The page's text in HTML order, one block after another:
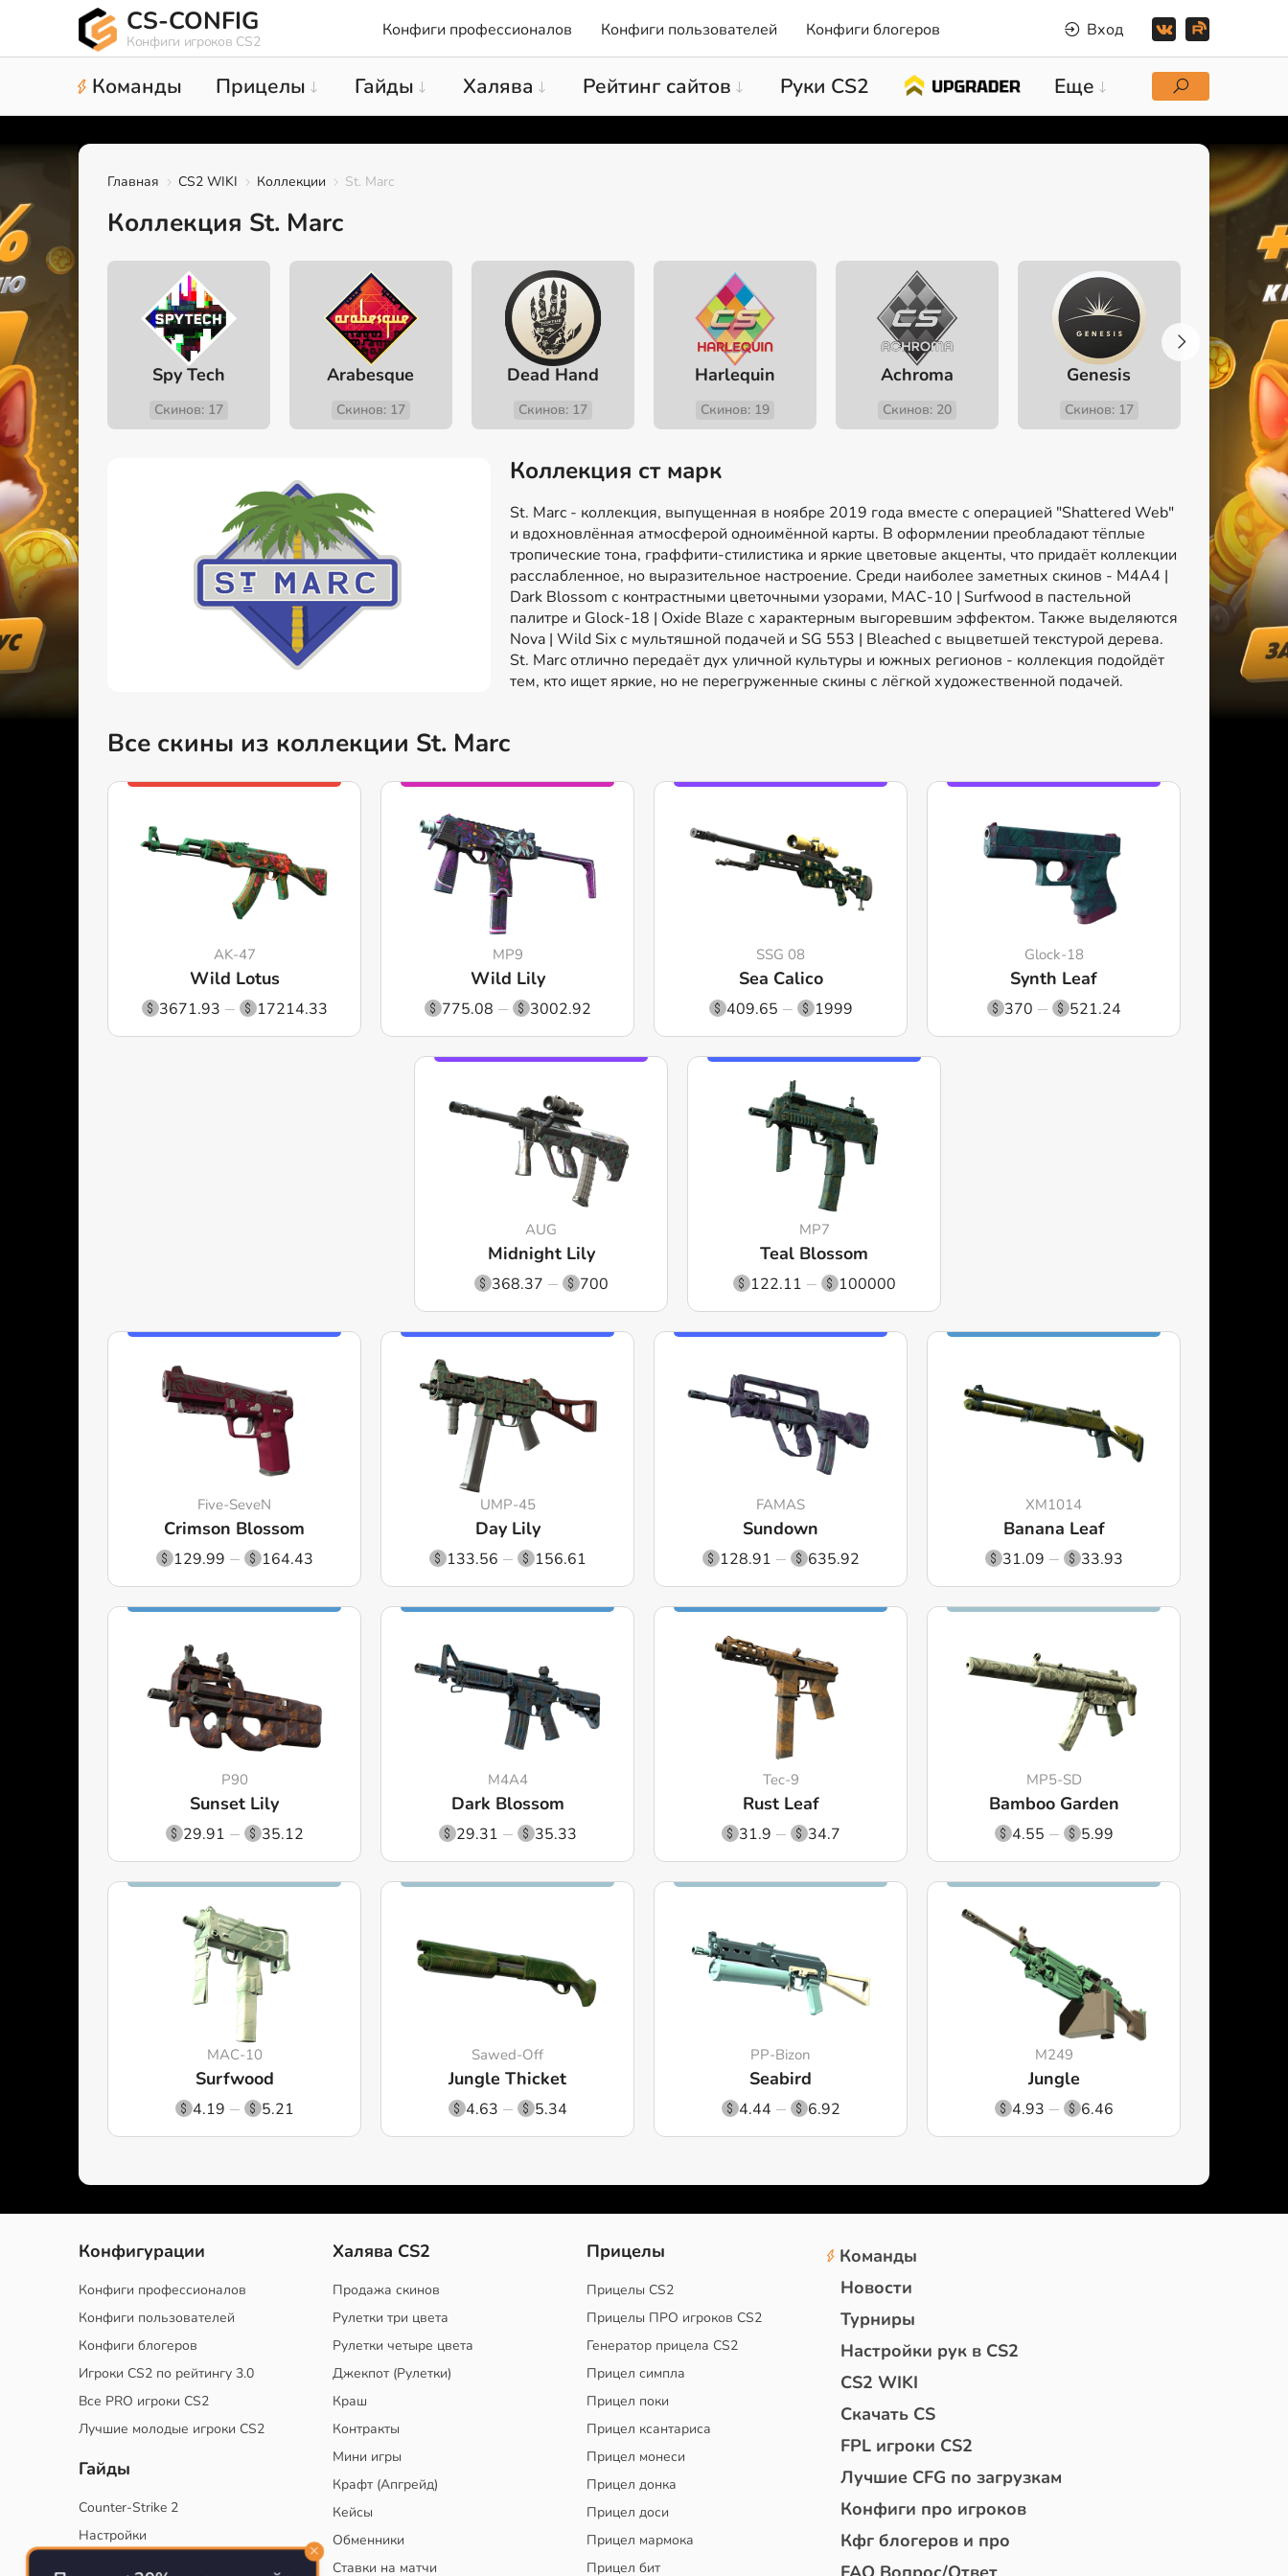
CS-CONFIG
Конфиги игроков CS2
Конфиги профессионалов Конфиги пользователей Конфиги блогеров Вход
Команды Прицелы Гайды Халява Рейтинг сайтов Руки CS2 Еще
Главная CS2 WIKI Коллекции St. Marc
Коллекция St. Marc
Spy Tech
Скинов: 17
Arabesque
Скинов: 17
Dead Hand
Скинов: 17
Harlequin
Скинов: 19
Achroma
Скинов: 20
Genesis
Скинов: 17
Коллекция ст марк
St. Marc - коллекция, выпущенная в ноябре 2019 года вместе с операцией "Shattered Web"
и вдохновлённая атмосферой одноимённой карты. В оформлении преобладают тёплые
тропические тона, граффити-стилистика и яркие цветовые акценты, что придаёт коллекции
расслабленное, но выразительное настроение. Среди наиболее заметных скинов - M4A4 |
Dark Blossom с контрастными цветочными узорами, MAC-10 | Surfwood в пастельной
палитре и Glock-18 | Oxide Blaze с характерным выгоревшим эффектом. Также выделяются
Nova | Wild Six с мультяшной подачей и SG 553 | Bleached с выцветшей текстурой дерева.
St. Marc отлично передаёт дух уличной культуры и южных регионов - коллекция подойдёт
тем, кто ищет яркие, но не перегруженные скины с лёгкой художественной подачей.
Все скины из коллекции St. Marc
AK-47
Wild Lotus
3671.93 17214.33
MP9
Wild Lily
775.08 3002.92
SSG 08
Sea Calico
409.65 1999
Glock-18
Synth Leaf
370 521.24
AUG
Midnight Lily
368.37 700
MP7
Teal Blossom
122.11 100000
Five-SeveN
Crimson Blossom
129.99 164.43
UMP-45
Day Lily
133.56 156.61
FAMAS
Sundown
128.91 635.92
XM1014
Banana Leaf
31.09 33.93
P90
Sunset Lily
29.91 35.12
M4A4
Dark Blossom
29.31 35.33
Tec-9
Rust Leaf
31.9 34.7
MP5-SD
Bamboo Garden
4.55 5.99
MAC-10
Surfwood
4.19 5.21
Sawed-Off
Jungle Thicket
4.63 5.34
PP-Bizon
Seabird
4.44 6.92
M249
Jungle
4.93 6.46
Конфигурации
Конфиги профессионалов
Конфиги пользователей
Конфиги блогеров
Игроки CS2 по рейтингу 3.0
Все PRO игроки CS2
Лучшие молодые игроки CS2
Гайды
Counter-Strike 2
Настройки
Халява CS2
Продажа скинов
Рулетки три цвета
Рулетки четыре цвета
Джекпот (Рулетки)
Краш
Контракты
Мини игры
Крафт (Апгрейд)
Кейсы
Обменники
Ставки на матчи
Прицелы
Прицелы CS2
Прицелы ПРО игроков CS2
Генератор прицела CS2
Прицел симпла
Прицел поки
Прицел ксантариса
Прицел монеси
Прицел донка
Прицел доси
Прицел мармока
Прицел бит
Команды
Новости
Турниры
Настройки рук в CS2
CS2 WIKI
Скачать CS
FPL игроки CS2
Лучшие CFG по загрузкам
Конфиги про игроков
Кфг блогеров и про